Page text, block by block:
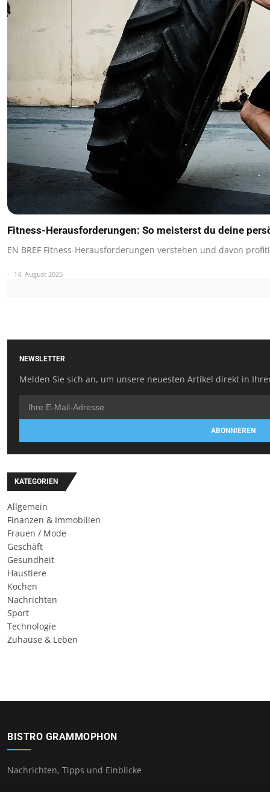
Fitness-Herausforderungen: So meisterst du deine
EN BREF Fitness-Herausforderungen verstehen und davon
14. August 2025
NEWSLETTER
Melden Sie sich an, um unsere neuesten Artikel direkt in
ABONNIEREN
KATEGORIEN
Allgemein
Finanzen & Immobilien
Frauen / Mode
Geschäft
Gesundheit
Haustiere
Kochen
Nachrichten
Sport
Technologie
Zuhause & Leben
BISTRO GRAMMOPHON
Nachrichten, Tipps und Einblicke